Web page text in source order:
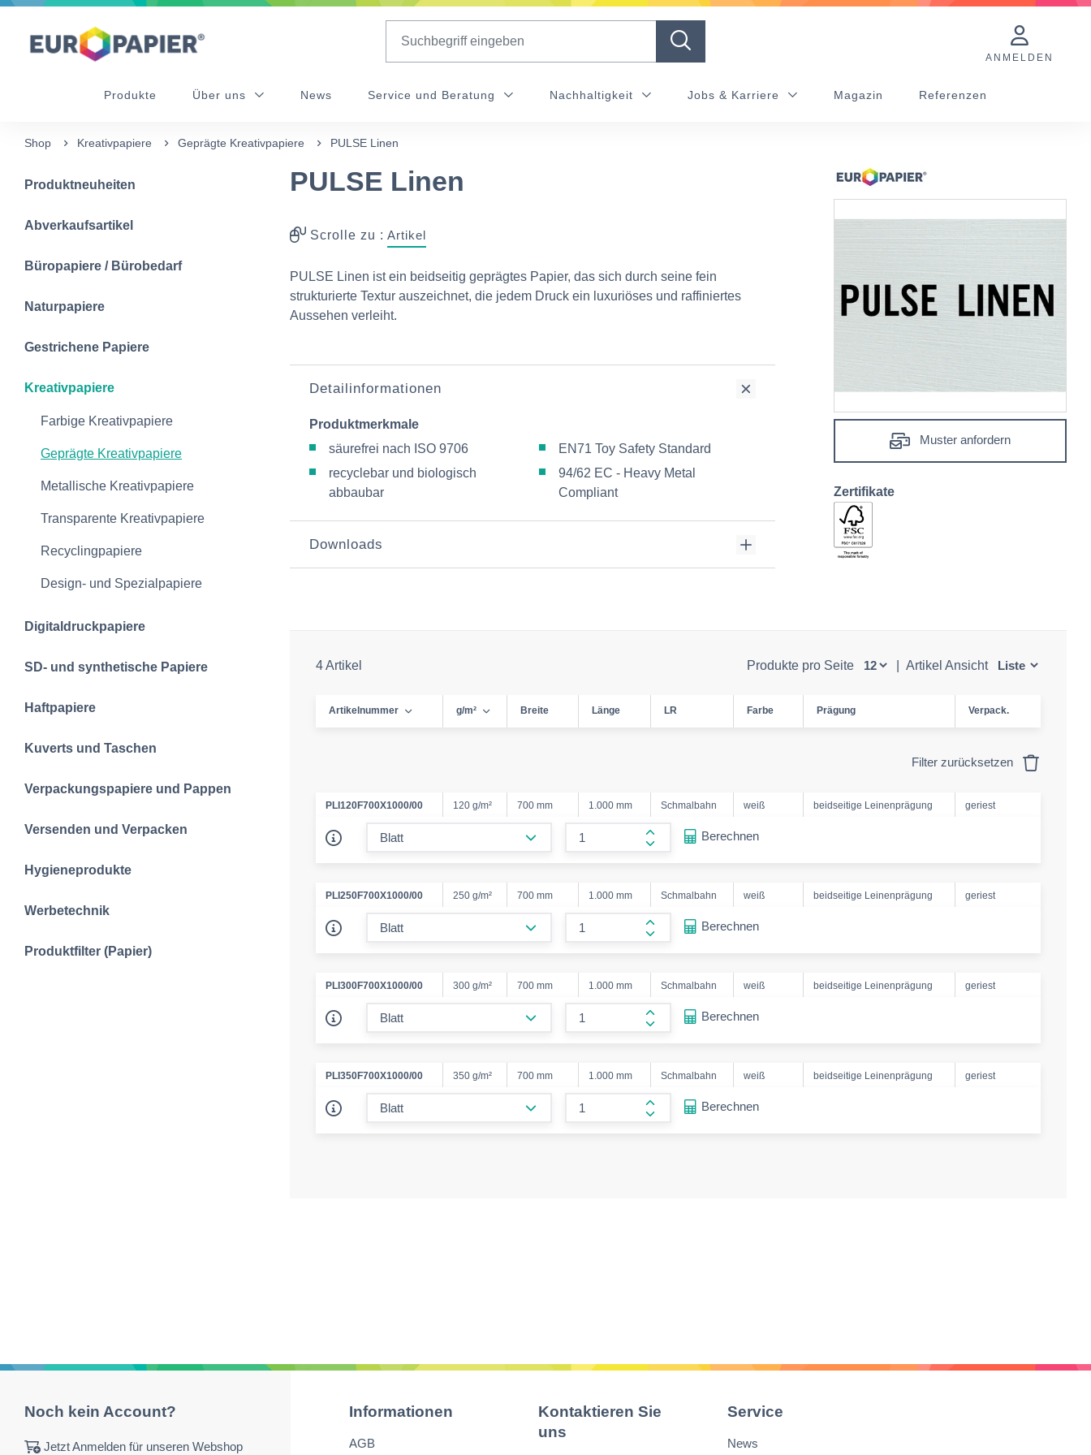
Table Of Content
ANMELDEN
Produkte Über uns News Service und Beratung Nachhaltigkeit Jobs & Karriere Magazin Referenzen
Shop Kreativpapiere Geprägte Kreativpapiere PULSE Linen
Produktneuheiten
Abverkaufsartikel
Büropapiere / Bürobedarf
Naturpapiere
Gestrichene Papiere
Kreativpapiere
Farbige Kreativpapiere
Geprägte Kreativpapiere
Metallische Kreativpapiere
Transparente Kreativpapiere
Recyclingpapiere
Design- und Spezialpapiere
Digitaldruckpapiere
SD- und synthetische Papiere
Haftpapiere
Kuverts und Taschen
Verpackungspapiere und Pappen
Versenden und Verpacken
Hygieneprodukte
Werbetechnik
Produktfilter (Papier)
PULSE Linen
Scrolle zu : Artikel
PULSE Linen ist ein beidseitig geprägtes Papier, das sich durch seine fein
strukturierte Textur auszeichnet, die jedem Druck ein luxuriöses und raffiniertes
Aussehen verleiht.
Detailinformationen
Produktmerkmale
säurefrei nach ISO 9706
recyclebar und biologisch
abbaubar
EN71 Toy Safety Standard
94/62 EC - Heavy Metal
Compliant
Downloads
Muster anfordern
Zertifikate
4 Artikel Produkte pro Seite Artikel Ansicht
Artikelnummer g/m² Breite Länge LR Farbe Prägung Verpack.
Filter zurücksetzen
PLI120F700X1000/00 120 g/m² 700 mm 1.000 mm Schmalbahn weiß beidseitige Leinenprägung geriest
form.increase-amount
Berechnen
PLI250F700X1000/00 250 g/m² 700 mm 1.000 mm Schmalbahn weiß beidseitige Leinenprägung geriest
form.increase-amount
Berechnen
PLI300F700X1000/00 300 g/m² 700 mm 1.000 mm Schmalbahn weiß beidseitige Leinenprägung geriest
form.increase-amount
Berechnen
PLI350F700X1000/00 350 g/m² 700 mm 1.000 mm Schmalbahn weiß beidseitige Leinenprägung geriest
form.increase-amount
Berechnen
Noch kein Account?
Jetzt Anmelden für unseren Webshop
Informationen
AGB
Kontaktieren Sie
uns
Service
News